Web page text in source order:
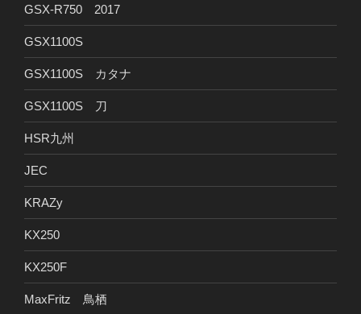
GSX-R750 2017
GSX1100S
GSX1100S カタナ
GSX1100S 刀
HSR九州
JEC
KRAZy
KX250
KX250F
MaxFritz 鳥栖